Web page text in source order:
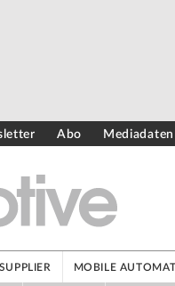
Abo Mediadaten
MOBILE